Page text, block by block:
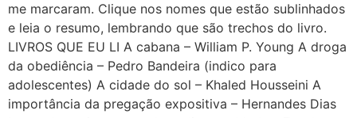
me marcaram. Clique nos nomes que estão sublinhados
e leia o resumo, lembrando que são trechos do livro.
LIVROS QUE EU LI A cabana – William P. Young A droga
da obediência – Pedro Bandeira (indico para
adolescentes) A cidade do sol – Khaled Housseini A
importância da pregação expositiva – Hernandes Dias